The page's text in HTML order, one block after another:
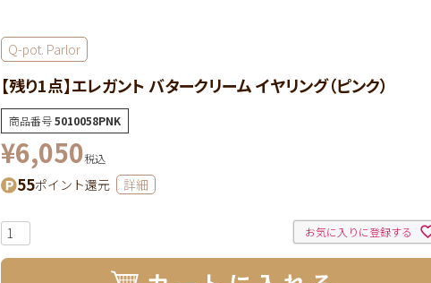
Q-pot. Parlor
【残り1点】エレガント バタークリーム イヤリング（ピンク）
商品番号5010058PNK
¥6,050税込
55ポイント還元 詳細
お気に入りに登録する